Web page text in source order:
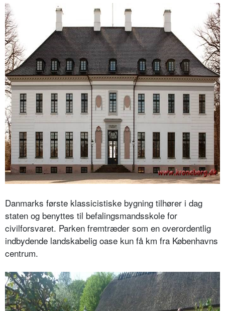
Danmarks første klassicistiske bygning tilhører i dag
staten og benyttes til befalingsmandsskole for
civilforsvaret. Parken fremtræder som en overordentlig
indbydende landskabelig oase kun få km fra Københavns
centrum.